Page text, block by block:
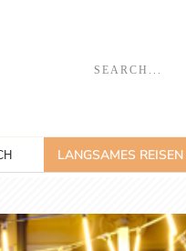
LANGSAMES REISEN